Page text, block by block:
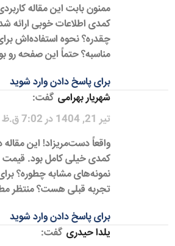
ممنون بابت این مقاله
کمدی اطلاعات خوبی ارائه
چقدره؟ نحوه استفاده‌اش
مناسبه؟ حتماً این صفحه رو
برای پاسخ دادن وارد شوید
شهریار بهرامی گفت:
تیر 21, 1404 در 7:02 ق.ظ
واقعاً دست‌مریزاد! این مقاله
کمدی خیلی کامل بود. قیمت
نمونه‌های مشابه چطوره؟
تجربه قبلی هست؟ منتظر
برای پاسخ دادن وارد شوید
یلدا حیدری گفت: